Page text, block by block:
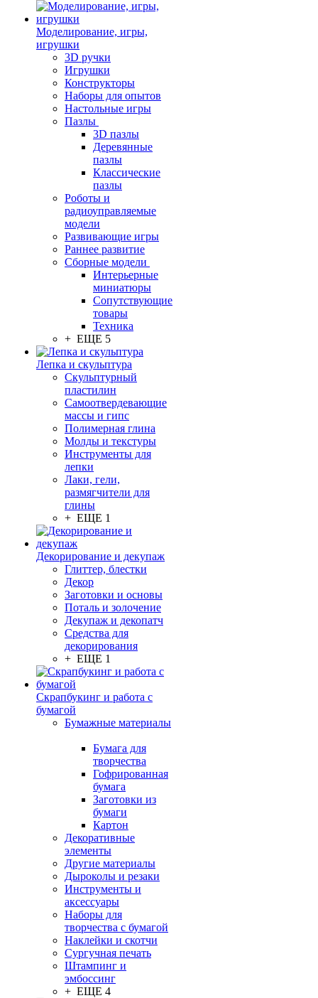
Моделирование, игры,
игрушки
3D ручки
Игрушки
Конструкторы
Наборы для опытов
Настольные игры
Пазлы
3D пазлы
Деревянные
пазлы
Классические
пазлы
Роботы и
радиоуправляемые
модели
Развивающие игры
Раннее развитие
Сборные модели
Интерьерные
миниатюры
Сопутствующие
товары
Техника
+ ЕЩЕ 5
Лепка и скульптура
Скульптурный
пластилин
Самоотвердевающие
массы и гипс
Полимерная глина
Молды и текстуры
Инструменты для
лепки
Лаки, гели,
размягчители для
глины
+ ЕЩЕ 1
Декорирование и декупаж
Глиттер, блестки
Декор
Заготовки и основы
Поталь и золочение
Декупаж и декопатч
Средства для
декорирования
+ ЕЩЕ 1
Скрапбукинг и работа с
бумагой
Бумажные материалы
Бумага для
творчества
Гофрированная
бумага
Заготовки из
бумаги
Картон
Декоративные
элементы
Другие материалы
Дыроколы и резаки
Инструменты и
аксессуары
Наборы для
творчества с бумагой
Наклейки и скотчи
Сургучная печать
Штампинг и
эмбоссинг
+ ЕЩЕ 4